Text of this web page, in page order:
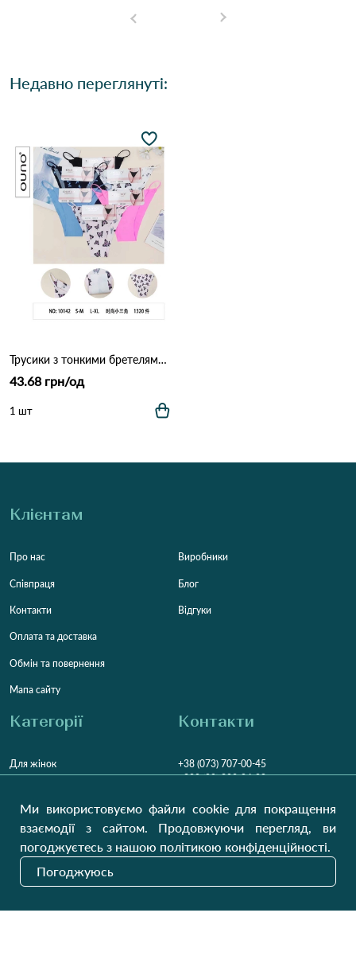
Недавно переглянуті:
Трусики з тонкими бретелями OUNO 10142 3в Різні кольори
43.68 грн/од
1 шт
Клієнтам
Про нас
Співпраця
Контакти
Оплата та доставка
Обмін та повернення
Мапа сайту
Виробники
Блог
Відгуки
Категорії
Для жінок
Для дітей
Домашній текстиль
Контакти
+38 (073) 707-00-45
+380 (99) 302-84-98
Замовити дзвінок
Пн-Пт9:00 - 16:00
НД Вихідний
Україна, Луцьк, 43000
Ми використовуємо файли cookie для покращення
взаємодії з сайтом. Продовжуючи перегляд, ви
погоджуєтесь з нашою політикою конфіденційності.
Погоджуюсь